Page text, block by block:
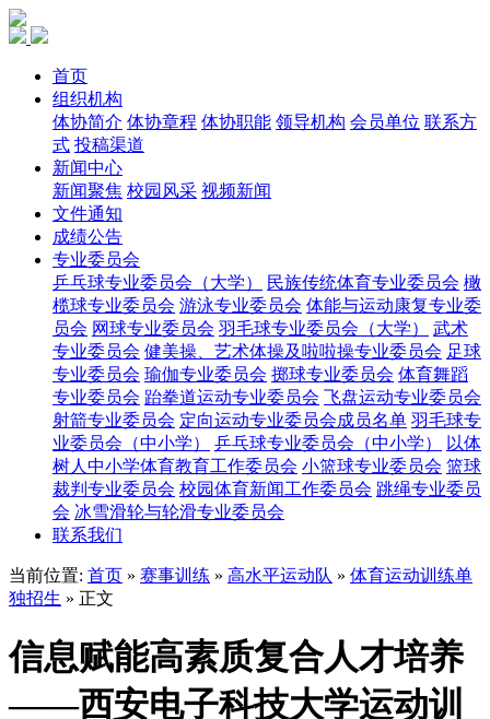
首页
组织机构
体协简介 体协章程 体协职能 领导机构 会员单位 联系方
式 投稿渠道
新闻中心
新闻聚焦 校园风采 视频新闻
文件通知
成绩公告
专业委员会
乒乓球专业委员会（大学）
民族传统体育专业委员会 橄
榄球专业委员会 游泳专业委员会 体能与运动康复专业委
员会 网球专业委员会 羽毛球专业委员会（大学）
武术
专业委员会 健美操、艺术体操及啦啦操专业委员会 足球
专业委员会 瑜伽专业委员会 掷球专业委员会 体育舞蹈
专业委员会 跆拳道运动专业委员会 飞盘运动专业委员会
射箭专业委员会 定向运动专业委员会成员名单 羽毛球专
业委员会（中小学）
乒乓球专业委员会（中小学）
以体
树人中小学体育教育工作委员会 小篮球专业委员会 篮球
裁判专业委员会 校园体育新闻工作委员会 跳绳专业委员
会 冰雪滑轮与轮滑专业委员会
联系我们
当前位置: 首页 » 赛事训练 » 高水平运动队 » 体育运动训练单
独招生 » 正文
信息赋能高素质复合人才培养
——西安电子科技大学运动训